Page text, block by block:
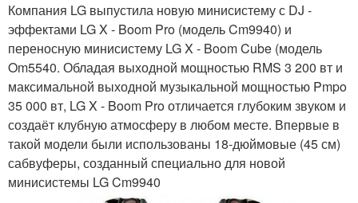
Компания LG выпустила новую минисистему с DJ -
эффектами LG X - Boom Pro (модель Cm9940) и
переносную минисистему LG X - Boom Cube (модель
Om5540. Обладая выходной мощностью RMS 3 200 вт и
максимальной выходной музыкальной мощностью Pmpo
35 000 вт, LG X - Boom Pro отличается глубоким звуком и
создаёт клубную атмосферу в любом месте. Впервые в
такой модели были использованы 18-дюймовые (45 см)
сабвуферы, созданный специально для новой
минисистемы LG Cm9940